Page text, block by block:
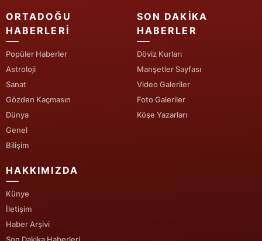
İstanbul
İzmir
Kars
Kastamonu
Kayseri
ORTADOĞU
HABERLERI
Popüler Haberler
Astroloji
Sanat
Gözden Kaçmasın
Dünya
Genel
Bilişim
SON DAKIKA
HABERLER
Döviz Kurları
Manşetler Sayfası
Video Galeriler
Foto Galeriler
Köşe Yazarları
HAKKIMIZDA
Künye
İletişim
Haber Arşivi